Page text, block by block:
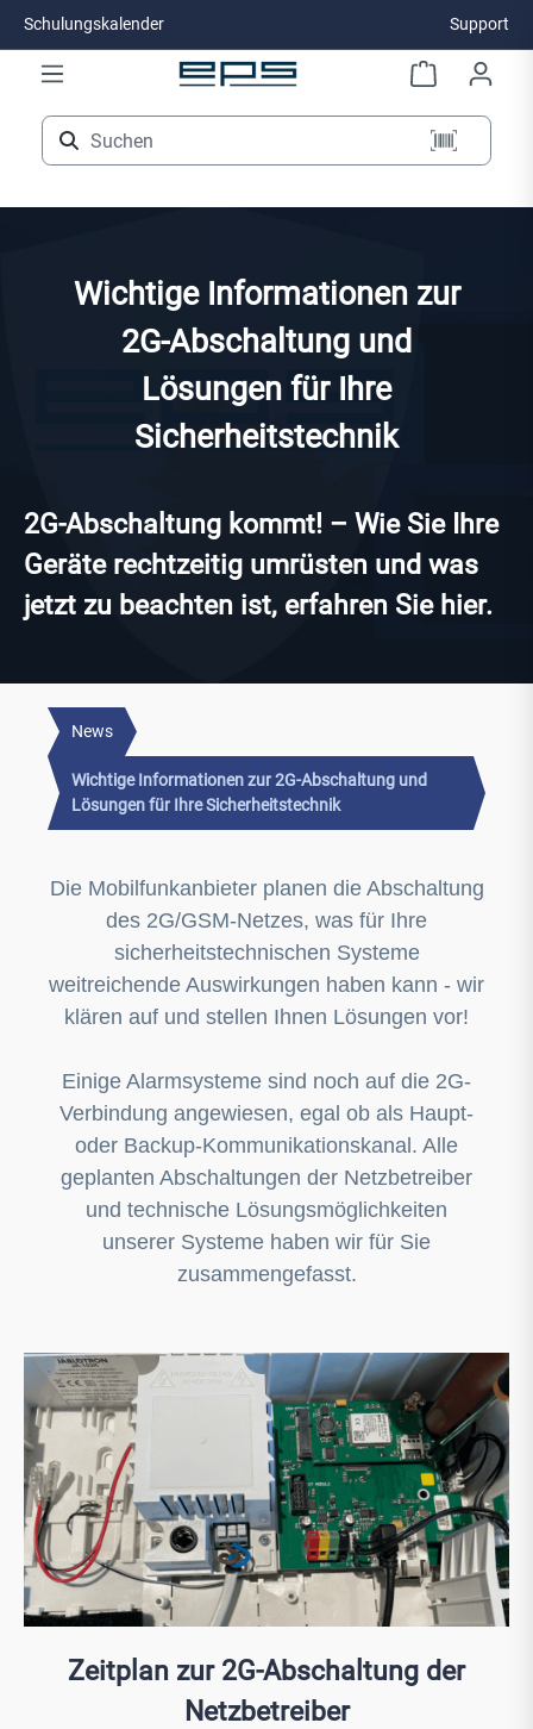
Zum Hauptinhalt springen
Schulungskalender Support
Wichtige Informationen zur
2G-Abschaltung und
Lösungen für Ihre
Sicherheitstechnik
2G-Abschaltung kommt! – Wie Sie Ihre
Geräte rechtzeitig umrüsten und was
jetzt zu beachten ist, erfahren Sie hier.͏‌ ͏‌ ͏
News
Wichtige Informationen zur 2G-Abschaltung und
Lösungen für Ihre Sicherheitstechnik
Die Mobilfunkanbieter planen die Abschaltung
des 2G/GSM-Netzes, was für Ihre
sicherheitstechnischen Systeme
weitreichende Auswirkungen haben kann - wir
klären auf und stellen Ihnen Lösungen vor!
Einige Alarmsysteme sind noch auf die 2G-
Verbindung angewiesen, egal ob als Haupt-
oder Backup-Kommunikationskanal. Alle
geplanten Abschaltungen der Netzbetreiber
und technische Lösungsmöglichkeiten
unserer Systeme haben wir für Sie
zusammengefasst.
Zeitplan zur 2G-Abschaltung der
Netzbetreiber